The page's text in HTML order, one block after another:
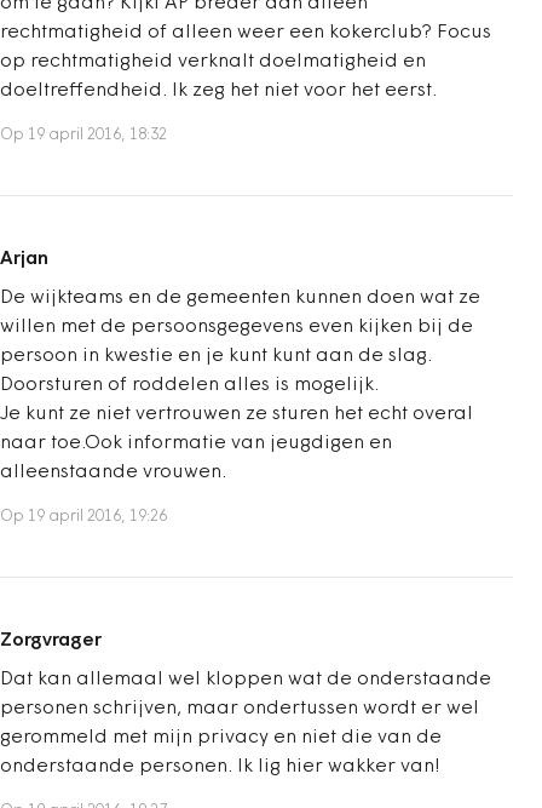
rechtmatigheid of alleen weer een kokerclub? Focus
op rechtmatigheid verknalt doelmatigheid en
doeltreffendheid. Ik zeg het niet voor het eerst.
Op 19 april 2016, 18:32
Arjan
De wijkteams en de gemeenten kunnen doen wat ze
willen met de persoonsgegevens even kijken bij de
persoon in kwestie en je kunt kunt aan de slag.
Doorsturen of roddelen alles is mogelijk.
Je kunt ze niet vertrouwen ze sturen het echt overal
naar toe.Ook informatie van jeugdigen en
alleenstaande vrouwen.
Op 19 april 2016, 19:26
Zorgvrager
Dat kan allemaal wel kloppen wat de onderstaande
personen schrijven, maar ondertussen wordt er wel
gerommeld met mijn privacy en niet die van de
onderstaande personen. Ik lig hier wakker van!